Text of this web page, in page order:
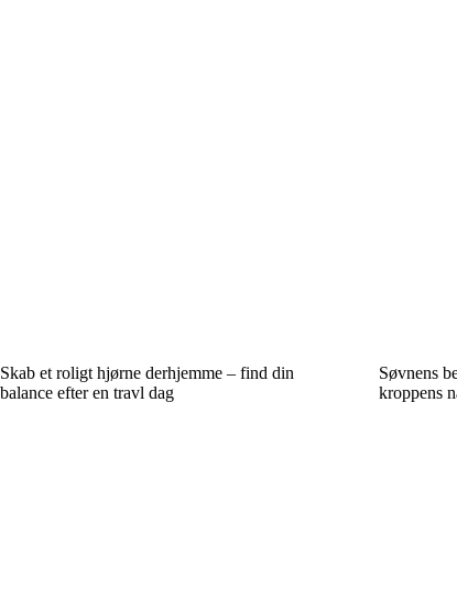
Skab et roligt hjørne derhjemme – find din
balance efter en travl dag
Søvnens
kroppens